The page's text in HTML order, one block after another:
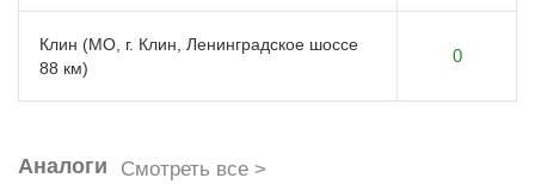
Клин (МО, г. Клин, Ленинградское шоссе
88 км)
0
Аналоги Смотреть все >